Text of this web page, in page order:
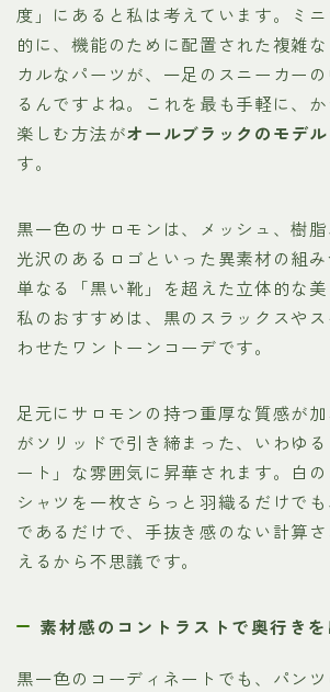
度」にあると私は考えています。ミ
的に、機能のために配置された複雑
カルなパーツが、一足のスニーカー
るんですよね。これを最も手軽に、
楽しむ方法がオールブラックのモデル
す。
黒一色のサロモンは、メッシュ、樹
光沢のあるロゴといった異素材の組み
単なる「黒い靴」を超えた立体的な美
私のおすすめは、黒のスラックスや
わせたワントーンコーデです。
足元にサロモンの持つ重厚な質感が
がソリッドで引き締まった、いわゆ
ート」な雰囲気に昇華されます。白
シャツを一枚さらっと羽織るだけで
であるだけで、手抜き感のない計算
えるから不思議です。
素材感のコントラストで奥行きを
黒一色のコーディネートでも、パン